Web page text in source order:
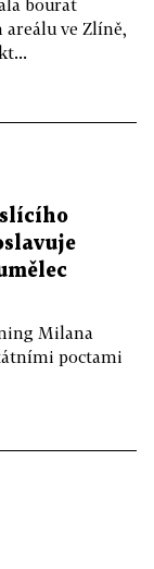
bourat
ve Zlíně,
Milana
poctami